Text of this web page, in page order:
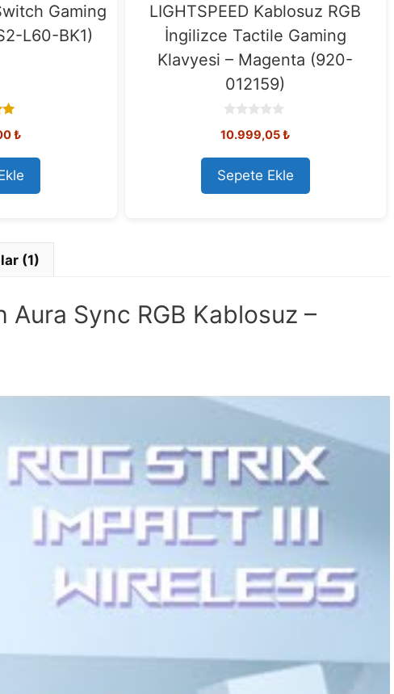
Gaming
L60-BK1)
₺
LIGHTSPEED Kablosuz RGB
İngilizce Tactile Gaming
Klavyesi – Magenta (920-
012159)
o
t
o
f
5
Orijinal
11.508,73 ₺.
10.999,05₺Mevcut
Sepete Ekle
(1)
Aura Sync RGB Kablosuz –